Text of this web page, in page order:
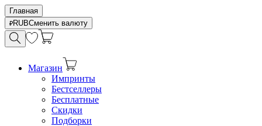
Главная
RUBСменить валюту
Магазин
Импринты
Бестселлеры
Бесплатные
Скидки
Подборки